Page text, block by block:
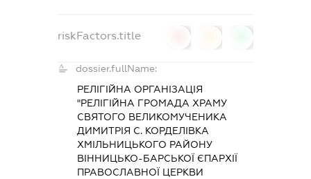
riskFactors.title
dossier.fullName:
РЕЛІГІЙНА ОРГАНІЗАЦІЯ
"РЕЛІГІЙНА ГРОМАДА ХРАМУ
СВЯТОГО ВЕЛИКОМУЧЕНИКА
ДИМИТРІЯ С. КОРДЕЛІВКА
ХМІЛЬНИЦЬКОГО РАЙОНУ
ВІННИЦЬКО-БАРСЬКОЇ ЄПАРХІЇ
ПРАВОСЛАВНОЇ ЦЕРКВИ